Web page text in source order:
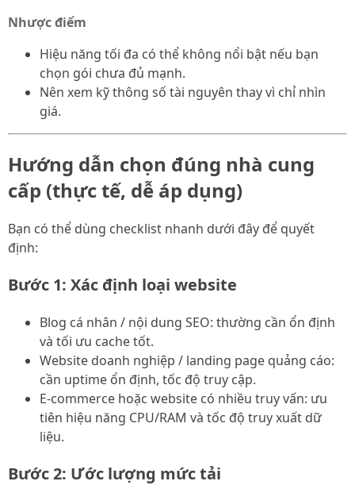
Nhược điểm
Hiệu năng tối đa có thể không nổi bật nếu bạn
chọn gói chưa đủ mạnh.
Nên xem kỹ thông số tài nguyên thay vì chỉ nhìn
giá.
Hướng dẫn chọn đúng nhà cung
cấp (thực tế, dễ áp dụng)
Bạn có thể dùng checklist nhanh dưới đây để quyết
định:
Bước 1: Xác định loại website
Blog cá nhân / nội dung SEO: thường cần ổn định
và tối ưu cache tốt.
Website doanh nghiệp / landing page quảng cáo:
cần uptime ổn định, tốc độ truy cập.
E-commerce hoặc website có nhiều truy vấn: ưu
tiên hiệu năng CPU/RAM và tốc độ truy xuất dữ
liệu.
Bước 2: Ước lượng mức tải